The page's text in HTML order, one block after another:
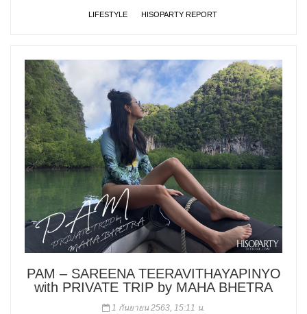
LIFESTYLE HISOPARTY REPORT
PAM – SAREENA TEERAVITHAYAPINYO
with PRIVATE TRIP by MAHA BHETRA
1 กันยายน 2563, 15:11 น.